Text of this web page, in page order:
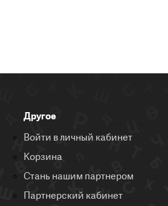
Другое
Войти в личный кабинет
Корзина
Стань нашим партнером
Партнерский кабинет